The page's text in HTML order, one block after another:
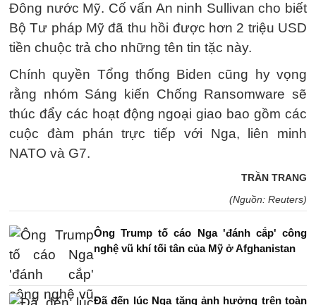
Đông nước Mỹ. Cố vấn An ninh Sullivan cho biết
Bộ Tư pháp Mỹ đã thu hồi được hơn 2 triệu USD
tiền chuộc trả cho những tên tin tặc này.
Chính quyền Tổng thống Biden cũng hy vọng
rằng nhóm Sáng kiến ​​Chống Ransomware sẽ
thúc đẩy các hoạt động ngoại giao bao gồm các
cuộc đàm phán trực tiếp với Nga, liên minh
NATO và G7.
TRẦN TRANG
(Nguồn: Reuters)
Ông Trump tố cáo Nga 'đánh cắp' công
nghệ vũ khí tối tân của Mỹ ở Afghanistan
Đã đến lúc Nga tăng ảnh hưởng trên toàn